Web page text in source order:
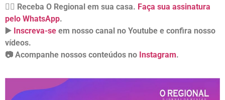
👉🏻 Receba O Regional em sua casa. Faça sua assinatura
pelo WhatsApp.
▶️ Inscreva-se em nosso canal no Youtube e confira nosso
vídeos.
📷 Acompanhe nossos conteúdos no Instagram.